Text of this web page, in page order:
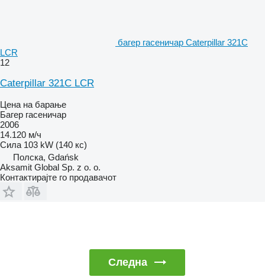
багер гасеничар Caterpillar 321C
LCR
12
Caterpillar 321C LCR
Цена на барање
Багер гасеничар
2006
14.120 м/ч
Сила 103 kW (140 кс)
Полска, Gdańsk
Aksamit Global Sp. z o. o.
Контактирајте го продавачот
Следна